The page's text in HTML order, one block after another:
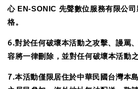
心EN-SONIC 先聲數位服務有限公
格。
6.對於任何破壞本活動之攻擊、謾罵
容將一律刪除，並對任何破壞本活動
7.本活動僅限居住於中華民國台灣本